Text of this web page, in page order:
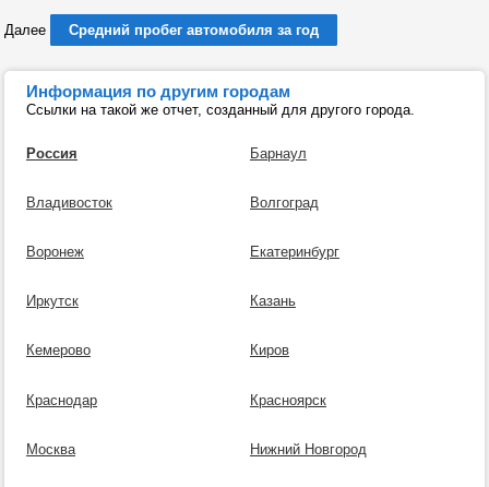
Далее Средний пробег автомобиля за год
Информация по другим городам
Ссылки на такой же отчет, созданный для другого города.
Россия Барнаул
Владивосток Волгоград
Воронеж Екатеринбург
Иркутск Казань
Кемерово Киров
Краснодар Красноярск
Москва Нижний Новгород